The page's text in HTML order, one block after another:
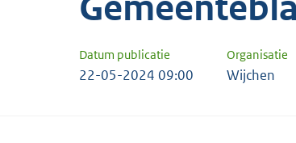
Datum publicatie Organisatie
22-05-2024 09:00 Wijchen